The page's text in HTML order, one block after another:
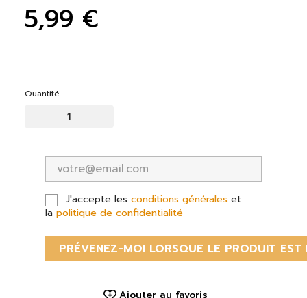
5,99 €
Quantité
J'accepte les conditions générales et
la politique de confidentialité
PRÉVENEZ-MOI LORSQUE LE PRODUIT EST
Ajouter au favoris